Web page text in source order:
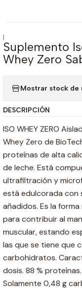
|
Suplemento
Whey Zero
Mostrar stock de
DESCRIPCIÓN
ISO WHEY ZERO
Whey Zero de
proteínas de alta
de leche. Está
ultrafiltración y
está edulcorada con
añadidos. Es la
para contribuir al
muscular, estando
las que se tiene que
carbohidratos.
dosis. 88 %
Solamente 0,48 g